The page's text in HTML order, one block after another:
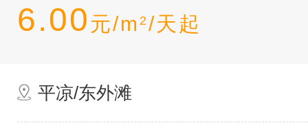
6.00 元/m 2 /天起
平凉/东外滩